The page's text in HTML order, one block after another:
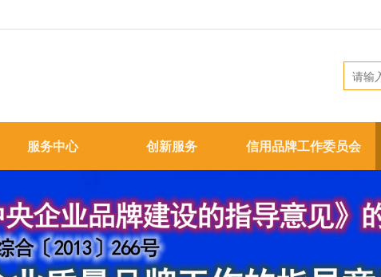
服务中心 创新服务 信用品牌工作委员会